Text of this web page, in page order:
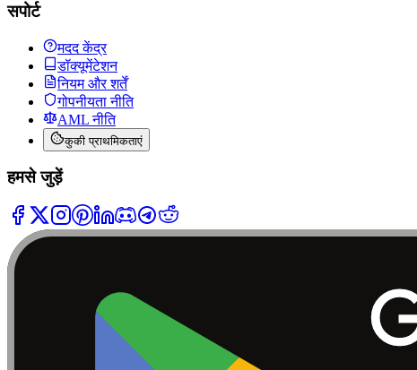
सपोर्ट
मदद केंद्र
डॉक्यूमेंटेशन
नियम और शर्तें
गोपनीयता नीति
AML नीति
कुकी प्राथमिकताएं
हमसे जुड़ें